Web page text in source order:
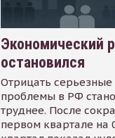
Экономический
остановился
Отрицать
проблемы в РФ
труднее. После
первом квартале на